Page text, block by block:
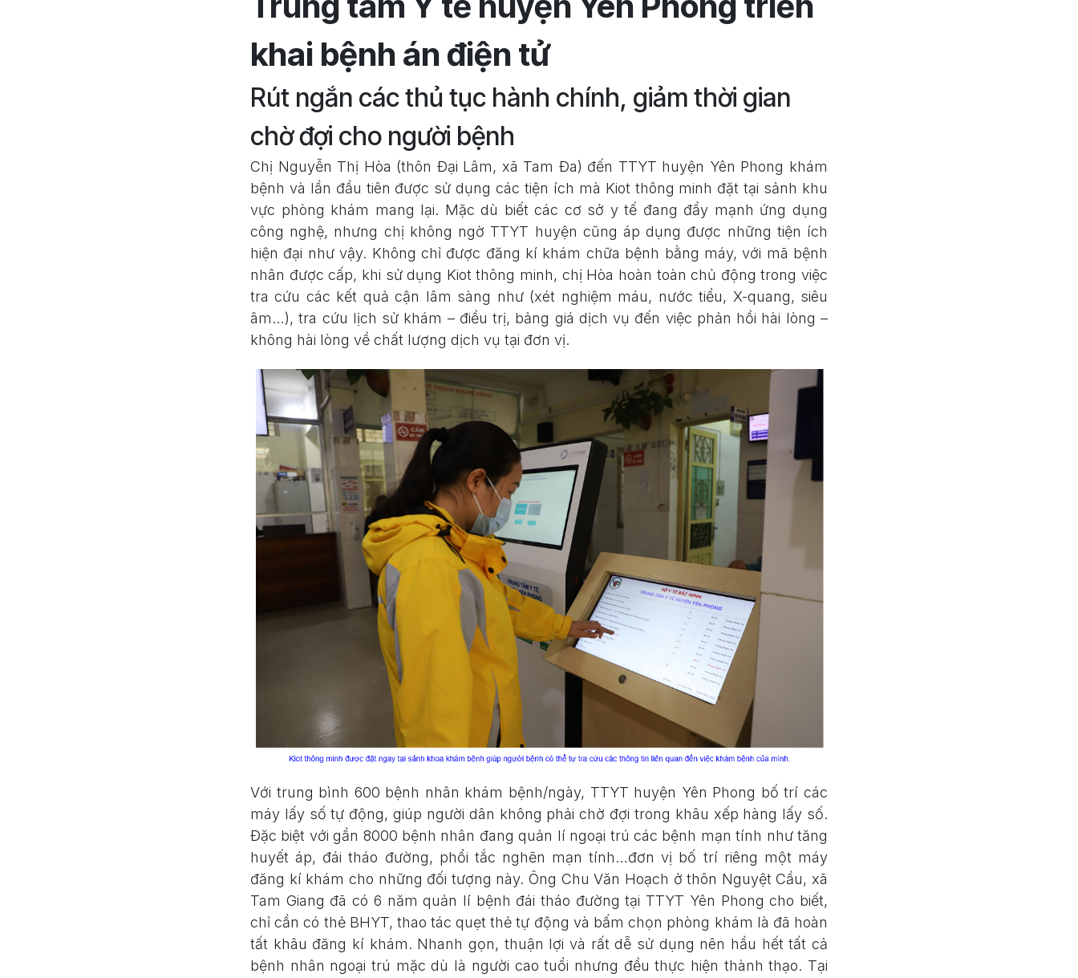
khai bệnh án điện tử
Rút ngắn các thủ tục hành chính, giảm thời gian
chờ đợi cho người bệnh
Chị Nguyễn Thị Hòa (thôn Đại Lâm, xã Tam Đa) đến TTYT huyện Yên Phong khám
bệnh và lần đầu tiên được sử dụng các tiện ích mà Kiot thông minh đặt tại sảnh khu
vực phòng khám mang lại. Mặc dù biết các cơ sở y tế đang đẩy mạnh ứng dụng
công nghệ, nhưng chị không ngờ TTYT huyện cũng áp dụng được những tiện ích
hiện đại như vậy. Không chỉ được đăng kí khám chữa bệnh bằng máy, với mã bệnh
nhân được cấp, khi sử dụng Kiot thông minh, chị Hòa hoàn toàn chủ động trong việc
tra cứu các kết quả cận lâm sàng như (xét nghiệm máu, nước tiểu, X-quang, siêu
âm…), tra cứu lịch sử khám – điều trị, bảng giá dịch vụ đến việc phản hồi hài lòng –
không hài lòng về chất lượng dịch vụ tại đơn vị.
Với trung bình 600 bệnh nhân khám bệnh/ngày, TTYT huyện Yên Phong bố trí các
máy lấy số tự động, giúp người dân không phải chờ đợi trong khâu xếp hàng lấy số.
Đặc biệt với gần 8000 bệnh nhân đang quản lí ngoại trú các bệnh mạn tính như tăng
huyết áp, đái tháo đường, phổi tắc nghẽn mạn tính…đơn vị bố trí riêng một máy
đăng kí khám cho những đối tượng này. Ông Chu Văn Hoạch ở thôn Nguyệt Cầu, xã
Tam Giang đã có 6 năm quản lí bệnh đái tháo đường tại TTYT Yên Phong cho biết,
chỉ cần có thẻ BHYT, thao tác quẹt thẻ tự động và bấm chọn phòng khám là đã hoàn
tất khâu đăng kí khám. Nhanh gọn, thuận lợi và rất dễ sử dụng nên hầu hết tất cả
bệnh nhân ngoại trú mặc dù là người cao tuổi nhưng đều thực hiện thành thạo. Tại